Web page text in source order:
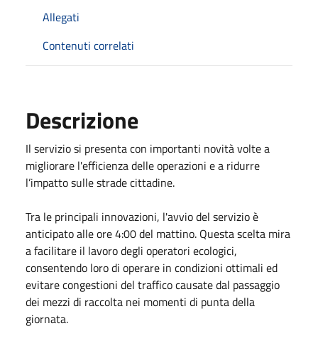
Allegati
Contenuti correlati
Descrizione
Il servizio si presenta con importanti novità volte a
migliorare l'efficienza delle operazioni e a ridurre
l’impatto sulle strade cittadine.
Tra le principali innovazioni, l'avvio del servizio è
anticipato alle ore 4:00 del mattino. Questa scelta mira
a facilitare il lavoro degli operatori ecologici,
consentendo loro di operare in condizioni ottimali ed
evitare congestioni del traffico causate dal passaggio
dei mezzi di raccolta nei momenti di punta della
giornata.